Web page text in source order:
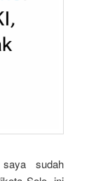
sudah